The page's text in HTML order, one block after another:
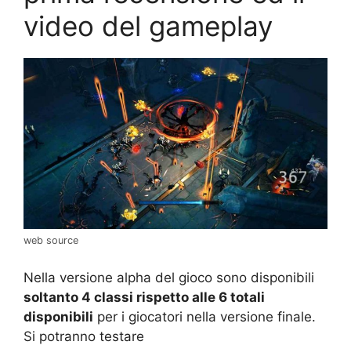
video del gameplay
web source
Nella versione alpha del gioco sono disponibili
soltanto 4 classi rispetto alle 6 totali
disponibili per i giocatori nella versione finale.
Si potranno testare